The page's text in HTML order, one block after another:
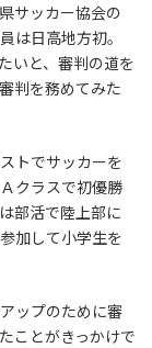
サッカー協会の
は日高地方初。
いと、審判の道を
判を務めてみた
トでサッカーを
クラスで初優勝
部活で陸上部に
加して小学生を
ップのために審
ことがきっかけで